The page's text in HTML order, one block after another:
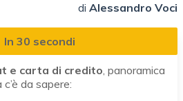
di Alessandro Voci
In 30 secondi
e carta di credito, panoramica
da sapere: